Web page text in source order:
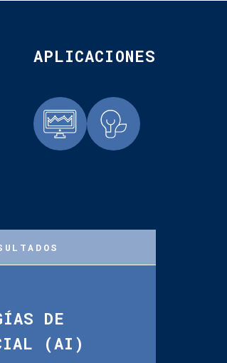
APLICACIONES
DE
(AI)